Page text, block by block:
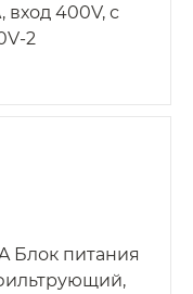
вход 400V, с
2
Блок питания